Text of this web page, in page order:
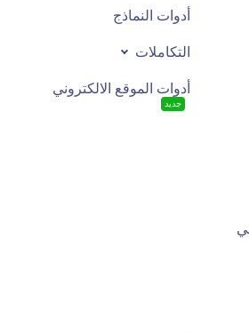
أدوات النماذج
التكاملات
أدوات الموقع الالكتروني
جديد